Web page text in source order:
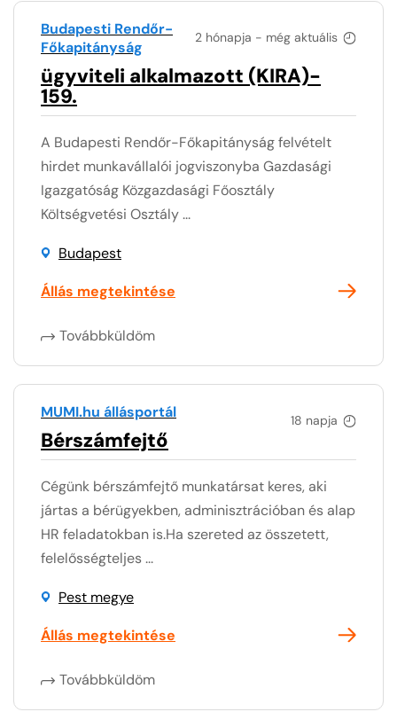
2 hónapja - még aktuális
Budapesti Rendőr-
Főkapitányság
ügyviteli alkalmazott (KIRA)-
159.
A Budapesti Rendőr-Főkapitányság felvételt
hirdet munkavállalói jogviszonyba Gazdasági
Igazgatóság Közgazdasági Főosztály
Költségvetési Osztály ...
Budapest
Állás megtekintése
Továbbküldöm
18 napja
MUMI.hu állásportál
Bérszámfejtő
Cégünk bérszámfejtő munkatársat keres, aki
jártas a bérügyekben, adminisztrációban és alap
HR feladatokban is.Ha szereted az összetett,
felelősségteljes ...
Pest megye
Állás megtekintése
Továbbküldöm